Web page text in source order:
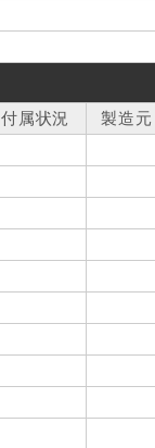
付属状況
製造元